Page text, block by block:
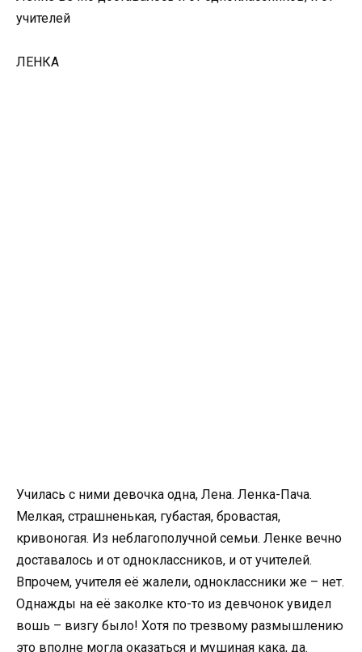
учителей
ЛЕНКА
Училась с ними девочка одна, Лена. Ленка-Пача.
Мелкая, страшненькая, губастая, бровастая,
кривоногая. Из неблагополучной семьи. Ленке вечно
доставалось и от одноклассников, и от учителей.
Впрочем, учителя её жалели, одноклассники же – нет.
Однажды на её заколке кто-то из девчонок увидел
вошь – визгу было! Хотя по трезвому размышлению
это вполне могла оказаться и мушиная кака, да.